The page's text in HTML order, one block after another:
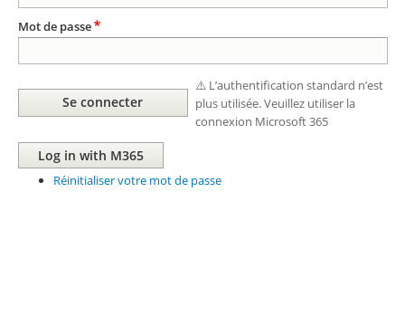
Mot de passe
⚠️ L’authentification standard n’est
plus utilisée. Veuillez utiliser la
connexion Microsoft 365
Réinitialiser votre mot de passe